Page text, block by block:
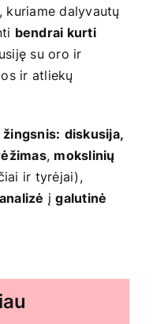
kuriame dalyvautų
bendrai kurti
su oro ir
ir atliekų
žingsnis: diskusija,
, mokslinių
ir tyrėjai),
analizė įgalutinė